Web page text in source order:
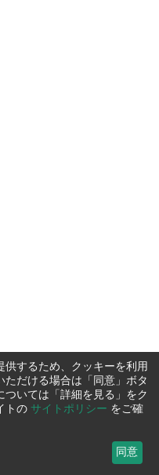
するため、クッキーを利用
ただける場合は「同意」ボタ
ついては「詳細を見る」をク
トの サイトポリシー をご確
同意